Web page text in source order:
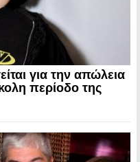
για την απώλεια
περίοδο της